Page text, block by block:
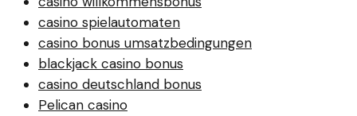
casino spielautomaten
casino bonus umsatzbedingungen
blackjack casino bonus
casino deutschland bonus
Pelican casino